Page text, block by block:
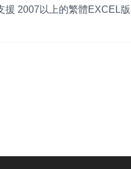
援 2007以上的繁體EXCEL